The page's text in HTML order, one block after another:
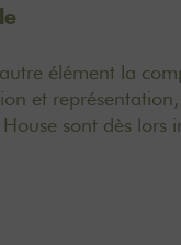
élément la
et
sont dès